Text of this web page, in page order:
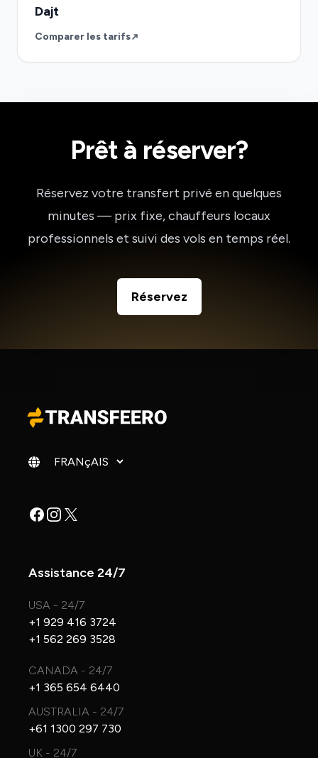
Dajt
Comparer les tarifs
Prêt à réserver?
Réservez votre transfert privé en quelques
minutes — prix fixe, chauffeurs locaux
professionnels et suivi des vols en temps réel.
Réservez
Changer de langue
Facebook
Instagram
X
Assistance 24/7
USA - 24/7
+1 929 416 3724
+1 562 269 3528
CANADA - 24/7
+1 365 654 6440
AUSTRALIA - 24/7
+61 1300 297 730
UK - 24/7